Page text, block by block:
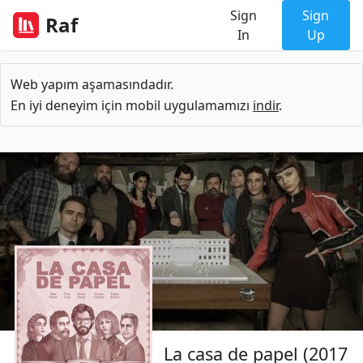
Raf
Sign
In
Sign
Up
Web yapım aşamasındadır.
En iyi deneyim için mobil uygulamamızı indir.
La casa de papel (2017